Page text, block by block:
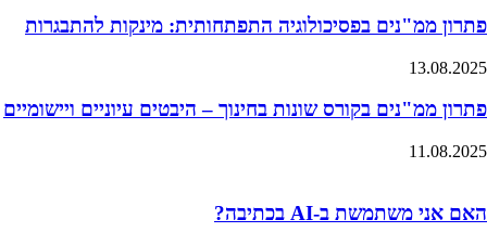
פתרון ממ"נים בפסיכולוגיה התפתחותית: מינקות להתבגרות
13.08.2025
פתרון ממ"נים בקורס שונות בחינוך – היבטים עיוניים ויישומיים
11.08.2025
האם אני משתמשת ב-AI בכתיבה?